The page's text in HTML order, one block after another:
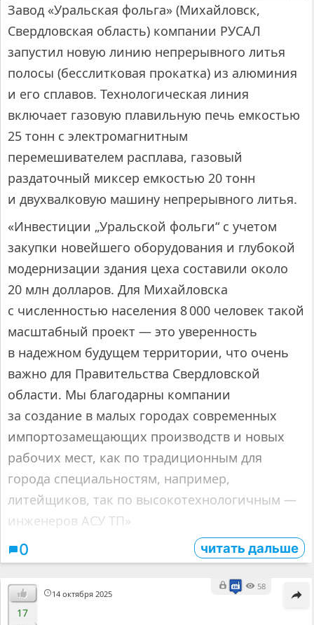
Завод «Уральская фольга» (Михайловск,
Свердловская область) компании РУСАЛ
запустил новую линию непрерывного литья
полосы (бесслитковая прокатка) из алюминия
и его сплавов. Технологическая линия
включает газовую плавильную печь емкостью
25 тонн с электромагнитным
перемешивателем расплава, газовый
раздаточный миксер емкостью 20 тонн
и двухвалковую машину непрерывного литья.
«Инвестиции „Уральской фольги“ c учетом
закупки новейшего оборудования и глубокой
модернизации здания цеха составили около
20 млн долларов. Для Михайловска
с численностью населения 8 000 человек такой
масштабный проект — это уверенность
в надежном будущем территории, что очень
важно для Правительства Свердловской
области. Мы благодарны компании
за создание в малых городах современных
импортозамещающих производств и новых
рабочих мест, как по традиционным для
города специальностям, например,
литейщиков, так по высокотехнологичным —
инженеров АСУ ТП»
0 читать дальше
14 октября 2025
58
17